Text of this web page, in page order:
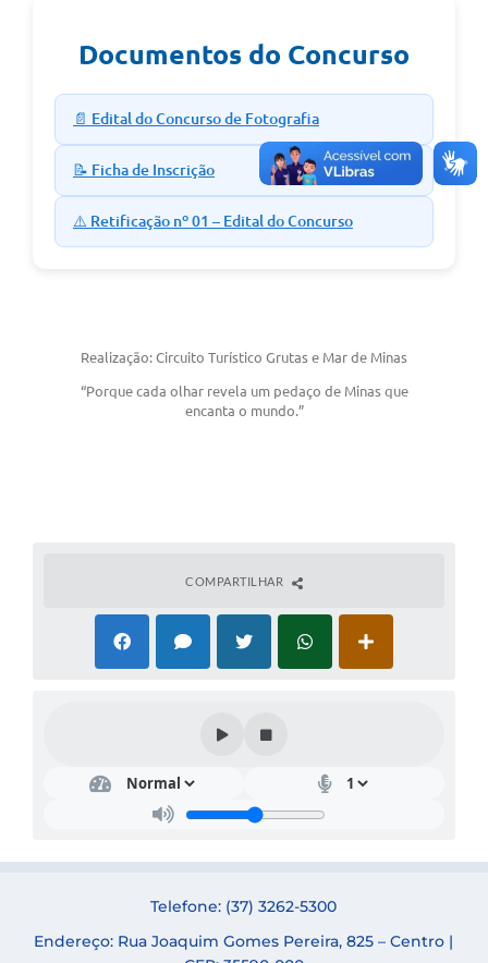
A Prefeitura
A Nossa Cidade
Conselhos Municipais
Sala Mineira do Empreendedor
Documentos do Concurso
📄 Edital do Concurso de Fotografia
📝 Ficha de Inscrição
⚠️ Retificação nº 01 – Edital do Concurso
Realização: Circuito Turístico Grutas e Mar de Minas
“Porque cada olhar revela um pedaço de Minas que
encanta o mundo.”
COMPARTILHAR
Telefone: (37) 3262-5300
Endereço: Rua Joaquim Gomes Pereira, 825 – Centro |